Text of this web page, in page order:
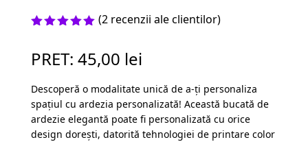
pe baza a
evaluări
clienți
(2 recenzii ale clientilor)
PRET: 45,00 lei
Descoperă o modalitate unică de a-ți personaliza
spațiul cu ardezia personalizată! Această bucată de
ardezie elegantă poate fi personalizată cu orice
design dorești, datorită tehnologiei de printare color